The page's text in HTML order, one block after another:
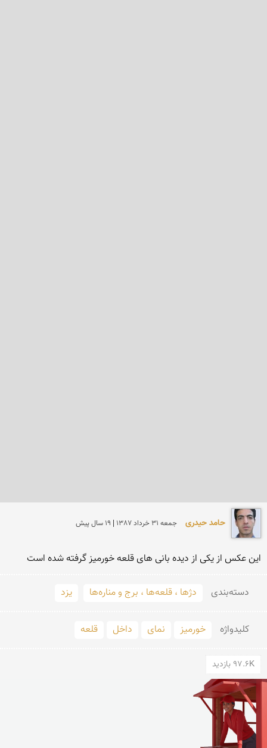
حامد حیدری جمعه 31 خرداد 1387 | 19 سال پیش
این عكس از یكی از دیده بانی های قلعه خورمیز گرفته شده است
دسته‌بندی دژها ، قلعه‌ها ، برج و مناره‌ها یزد
کلید‌واژه خورمیز نمای داخل قلعه
97.6K بازدید